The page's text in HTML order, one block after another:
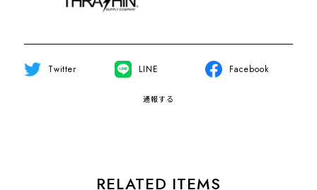
Twitter LINE Facebook
通報する
RELATED ITEMS